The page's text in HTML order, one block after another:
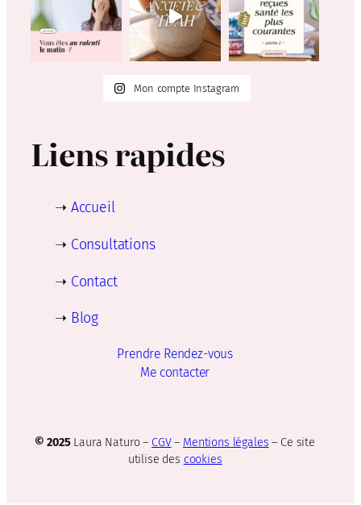
Mon compte Instagram
Liens rapides
➝ Accueil
➝ Consultations
➝ Contact
➝ Blog
Prendre Rendez-vous
Me contacter
© 2025Laura Naturo – CGV– Mentions légales – Ce site
utilise des cookies